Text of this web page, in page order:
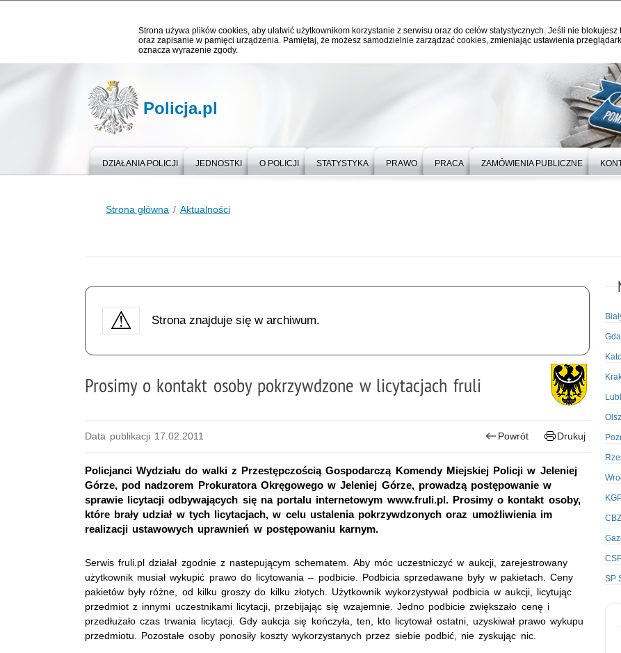
Strona używa plików cookies, aby ułatwić użytkownikom korzystanie z serwisu oraz do celów statystycznych. Jeśli nie
oraz zapisanie w pamięci urządzenia. Pamiętaj, że możesz samodzielnie zarządzać cookies, zmieniając ustawienia
oznacza wyrażenie zgody.
Policja.pl
DZIAŁANIA POLICJI JEDNOSTKI O POLICJI STATYSTYKA PRAWO PRACA ZAMÓWIENIA PUBLICZNE
Strona główna Aktualności
Strona znajduje się w archiwum.
Prosimy o kontakt osoby pokrzywdzone w licytacjach fruli
Data publikacji 17.02.2011 Powrót Drukuj
Policjanci Wydziału do walki z Przestępczością Gospodarczą Komendy Miejskiej Policji w Jeleniej
Górze, pod nadzorem Prokuratora Okręgowego w Jeleniej Górze, prowadzą postępowanie w
sprawie licytacji odbywających się na portalu internetowym www.fruli.pl. Prosimy o kontakt osoby,
które brały udział w tych licytacjach, w celu ustalenia pokrzywdzonych oraz umożliwienia im
realizacji ustawowych uprawnień w postępowaniu karnym.
Serwis fruli.pl działał zgodnie z nastepującym schematem. Aby móc uczestniczyć w aukcji, zarejestrowany
użytkownik musiał wykupić prawo do licytowania – podbicie. Podbicia sprzedawane były w pakietach. Ceny
pakietów były różne, od kilku groszy do kilku złotych. Użytkownik wykorzystywał podbicia w aukcji, licytując
przedmiot z innymi uczestnikami licytacji, przebijając się wzajemnie. Jedno podbicie zwiększało cenę i
przedłużało czas trwania licytacji. Gdy aukcja się kończyła, ten, kto licytował ostatni, uzyskiwał prawo wykupu
przedmiotu. Pozostałe osoby ponosiły koszty wykorzystanych przez siebie podbić, nie zyskując nic.
SP